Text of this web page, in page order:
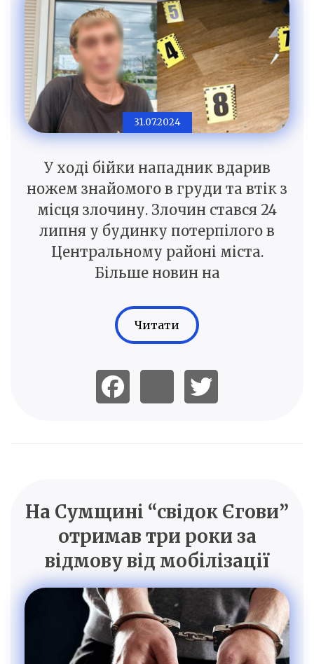
31.07.2024
У ході бійки нападник вдарив
ножем знайомого в груди та втік з
місця злочину. Злочин стався 24
липня у будинку потерпілого в
Центральному районі міста.
Більше новин на
Читати
На Сумщині “свідок Єгови”
отримав три роки за
відмову від мобілізації